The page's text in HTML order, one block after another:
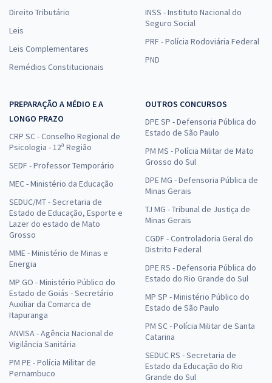
Direito Tributário
Leis
Leis Complementares
Remédios Constitucionais
INSS - Instituto Nacional do
Seguro Social
PRF - Polícia Rodoviária Federal
PND
PREPARAÇÃO A MÉDIO E A
LONGO PRAZO
CRP SC - Conselho Regional de
Psicologia - 12ª Região
SEDF - Professor Temporário
MEC - Ministério da Educação
SEDUC/MT - Secretaria de
Estado de Educação, Esporte e
Lazer do estado de Mato
Grosso
MME - Ministério de Minas e
Energia
MP GO - Ministério Público do
Estado de Goiás - Secretário
Auxiliar da Comarca de
Itapuranga
ANVISA - Agência Nacional de
Vigilância Sanitária
PM PE - Polícia Militar de
Pernambuco
OUTROS CONCURSOS
DPE SP - Defensoria Pública do
Estado de São Paulo
PM MS - Polícia Militar de Mato
Grosso do Sul
DPE MG - Defensoria Pública de
Minas Gerais
TJ MG - Tribunal de Justiça de
Minas Gerais
CGDF - Controladoria Geral do
Distrito Federal
DPE RS - Defensoria Pública do
Estado do Rio Grande do Sul
MP SP - Ministério Público do
Estado de São Paulo
PM SC - Polícia Militar de Santa
Catarina
SEDUC RS - Secretaria de
Estado da Educação do Rio
Grande do Sul